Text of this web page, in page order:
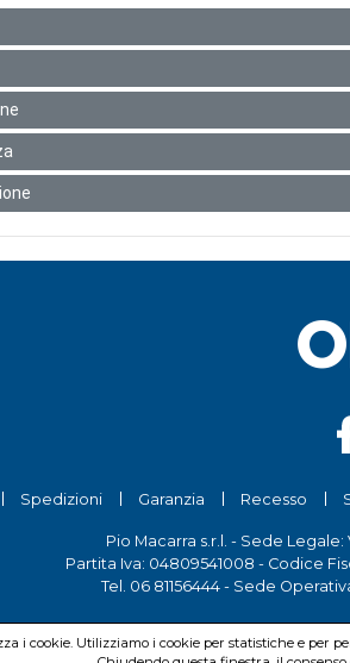
Spedizioni Garanzia Recesso
Pio Macarra s.r.l. - Sede
Partita Iva: 04809541008 - Codice
Tel. 06 81156444 - Sede
i cookie. Utilizziamo i cookie per statistiche e